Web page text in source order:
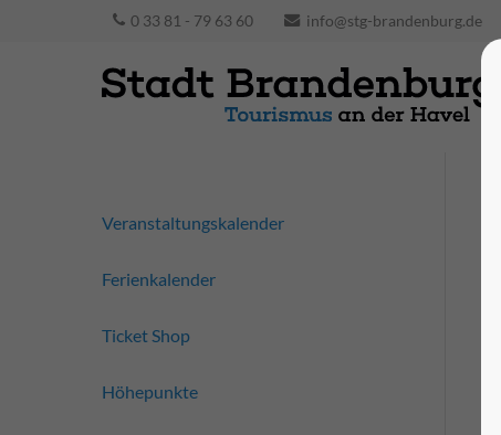
0 33 81 - 79 63 60 info@stg-brandenburg.de
Veranstaltungskalender
Ferienkalender
Ticket Shop
Höhepunkte